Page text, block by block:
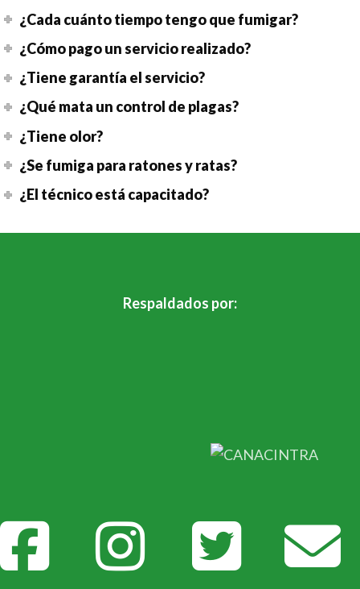
¿Cada cuánto tiempo tengo que fumigar?
¿Cómo pago un servicio realizado?
¿Tiene garantía el servicio?
¿Qué mata un control de plagas?
¿Tiene olor?
¿Se fumiga para ratones y ratas?
¿El técnico está capacitado?
Respaldados por: